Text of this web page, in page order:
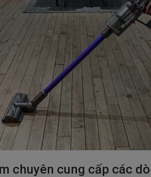
chuyên cung cấp các